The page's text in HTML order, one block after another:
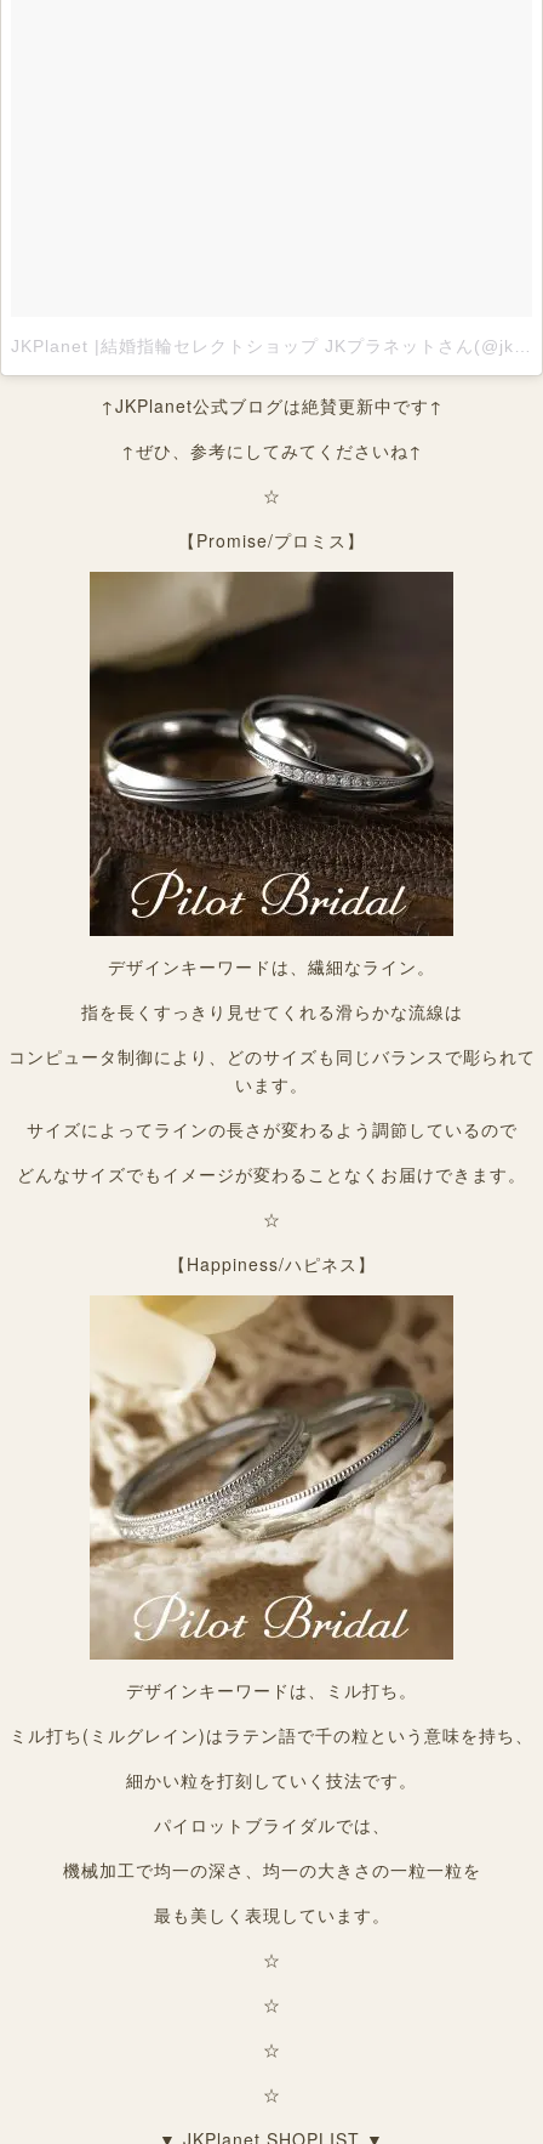
↑JKPlanet公式ブログは絶賛更新中です↑
↑ぜひ、参考にしてみてくださいね↑
☆
【Promise/プロミス】
デザインキーワードは、繊細なライン。
指を長くすっきり見せてくれる滑らかな流線は
コンピュータ制御により、どのサイズも同じバランスで彫られて
います。
サイズによってラインの長さが変わるよう調節しているので
どんなサイズでもイメージが変わることなくお届けできます。
☆
【Happiness/ハピネス】
デザインキーワードは、ミル打ち。
ミル打ち(ミルグレイン)はラテン語で千の粒という意味を持ち、
細かい粒を打刻していく技法です。
パイロットブライダルでは、
機械加工で均一の深さ、均一の大きさの一粒一粒を
最も美しく表現しています。
☆
☆
☆
☆
▼ JKPlanet SHOPLIST ▼